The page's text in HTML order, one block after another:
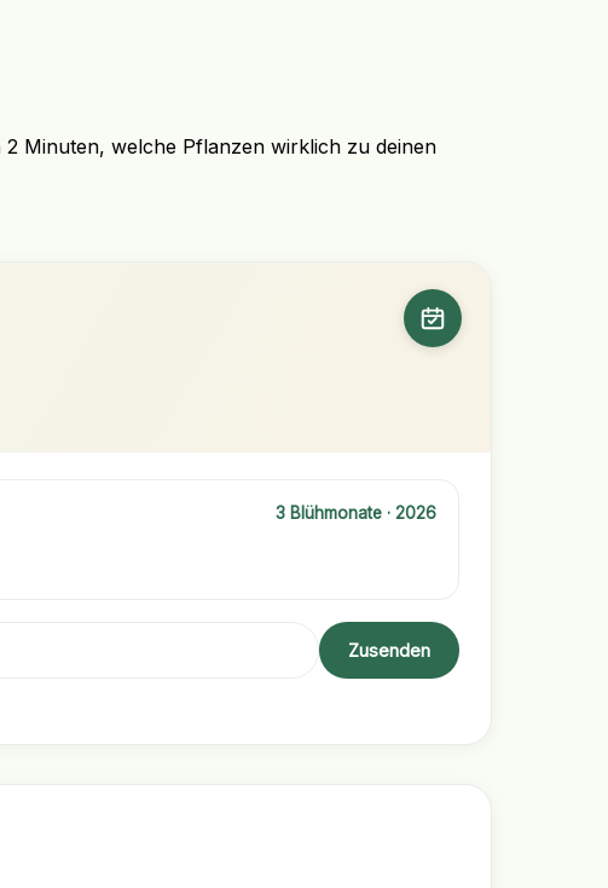
Minuten, welche Pflanzen wirklich zu deinen
3 Blühmonate · 2026
Zusenden